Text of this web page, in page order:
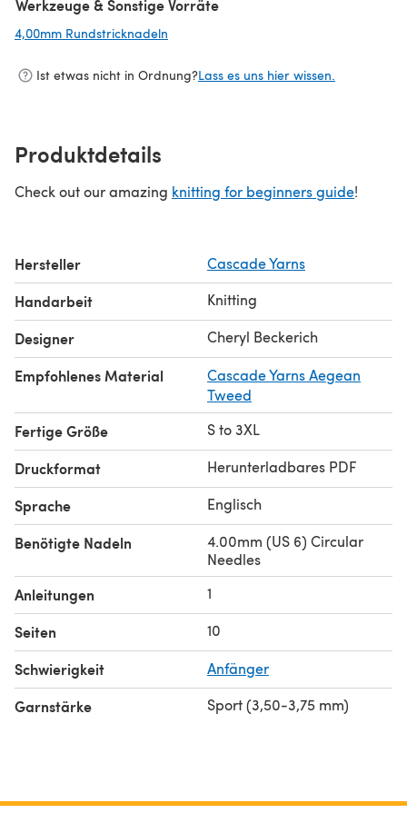
Werkzeuge & Sonstige Vorräte
4,00mm Rundstricknadeln
Ist etwas nicht in Ordnung?Lass es uns hier wissen.
Produktdetails
Check out our amazing knitting for beginners guide!
Hersteller Cascade Yarns
Handarbeit Knitting
Designer Cheryl Beckerich
Empfohlenes Material
Cascade Yarns Aegean
Tweed
Fertige Größe S to 3XL
Druckformat Herunterladbares PDF
Sprache Englisch
Benötigte Nadeln
4.00mm (US 6) Circular
Needles
Anleitungen 1
Seiten 10
Schwierigkeit Anfänger
Garnstärke Sport (3,50-3,75 mm)